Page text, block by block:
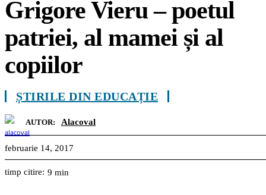
Grigore Vieru – poetul
patriei, al mamei și al
copiilor
ȘTIRILE DIN EDUCAȚIE
AUTOR: Alacoval
februarie 14, 2017
timp citire: 9 min